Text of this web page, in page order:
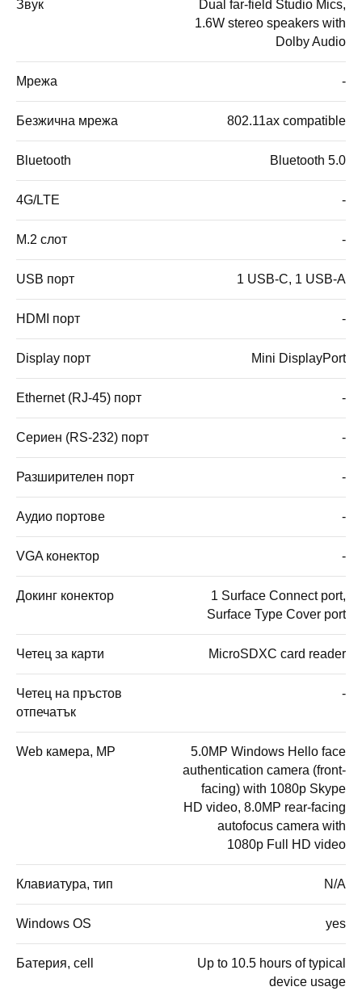
Звук
Dual far-field Studio Mics,
1.6W stereo speakers with
Dolby Audio
Мрежа -
Безжична мрежа 802.11ax compatible
Bluetooth Bluetooth 5.0
4G/LTE -
M.2 слот -
USB порт 1 USB-C, 1 USB-A
HDMI порт -
Display порт Mini DisplayPort
Ethernet (RJ-45) порт -
Сериен (RS-232) порт -
Разширителен порт -
Аудио портове -
VGA конектор -
Докинг конектор
1 Surface Connect port,
Surface Type Cover port
Четец за карти MicroSDXC card reader
Четец на пръстов
отпечатък
-
Web камера, MP
5.0MP Windows Hello face
authentication camera (front-
facing) with 1080p Skype
HD video, 8.0MP rear-facing
autofocus camera with
1080p Full HD video
Клавиатура, тип N/A
Windows OS yes
Батерия, cell
Up to 10.5 hours of typical
device usage